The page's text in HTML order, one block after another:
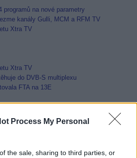
Process My Personal
the sale, sharing to third parties, or
programů na nové parametry
kanály Gulli, MCM a RFM TV
Xtra TV
Xtra TV
do DVB-S multiplexu
FTA na 13E
na ubytování (Jihlava, okres Jihlava)